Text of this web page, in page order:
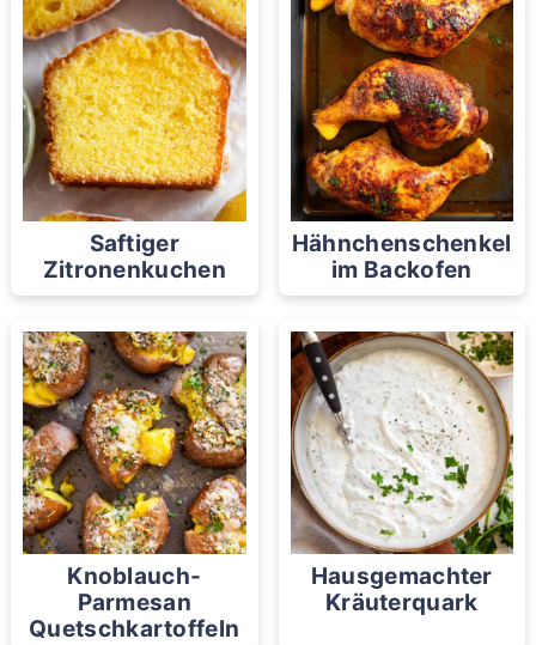
Saftiger
Zitronenkuchen
Hähnchenschenkel
im Backofen
Knoblauch-
Parmesan
Quetschkartoffeln
Hausgemachter
Kräuterquark